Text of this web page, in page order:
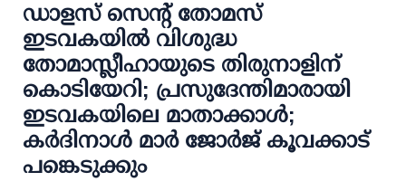
ഡാളസ് സെന്റ് തോമസ്
ഇടവകയിൽ വിശുദ്ധ
തോമാസ്ലീഹായുടെ തിരുനാളിന്
കൊടിയേറി; പ്രസുദേന്തിമാരായി
ഇട‌വകയിലെ മാതാക്കാൾ;
കർദിനാൾ മാർ ജോർജ് കൂവക്കാട്
പങ്കെ‌‌ടുക്കും